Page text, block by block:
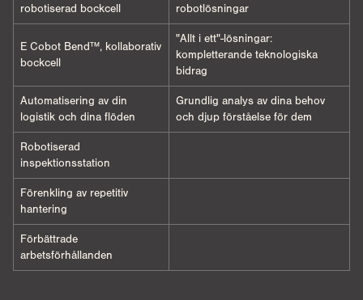
robotiserad bockcell
robotlösningar
E Cobot Bend™, kollaborativ
bockcell
"Allt i ett"-lösningar:
kompletterande teknologiska
bidrag
Automatisering av din
logistik och dina flöden
Grundlig analys av dina behov
och djup förståelse för dem
Robotiserad
inspektionsstation
Förenkling av repetitiv
hantering
Förbättrade
arbetsförhållanden